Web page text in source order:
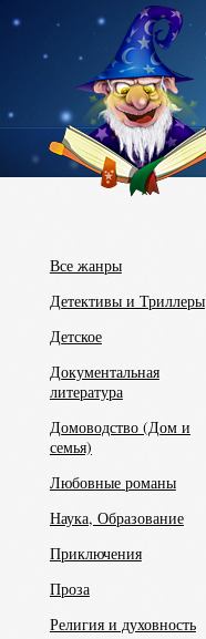
Все жанры
Детективы и Триллеры
Детское
Документальная
литература
Домоводство (Дом и
семья)
Любовные романы
Наука, Образование
Приключения
Проза
Религия и духовность